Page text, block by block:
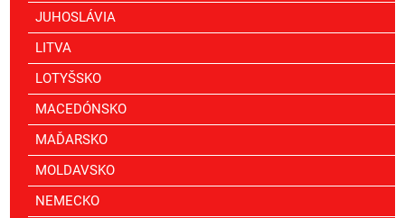
JUHOSLÁVIA
LITVA
LOTYŠSKO
MACEDÓNSKO
MAĎARSKO
MOLDAVSKO
NEMECKO